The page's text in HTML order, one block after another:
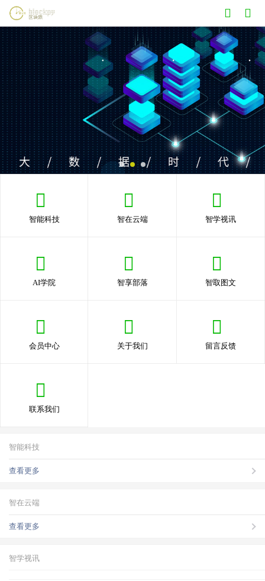
智能科技 智在云端 智学视讯
AI学院 智享部落 智取图文
会员中心 关于我们 留言反馈
联系我们
智能科技
查看更多
智在云端
查看更多
智学视讯